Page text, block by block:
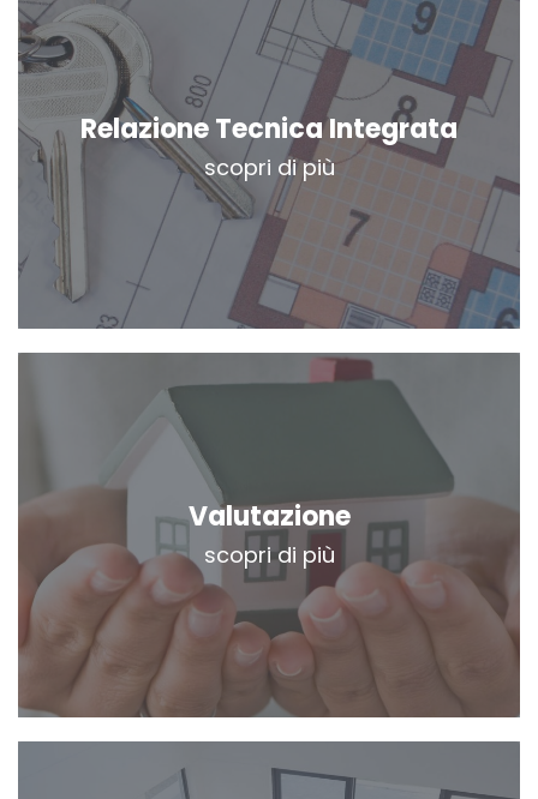
Relazione Tecnica Integrata
scopri di più
Valutazione
scopri di più